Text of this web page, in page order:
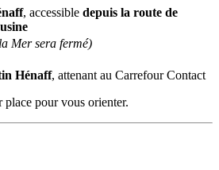
, accessible depuis la route de
Mer sera fermé)
Hénaff, attenant au Carrefour Contact
place pour vous orienter.